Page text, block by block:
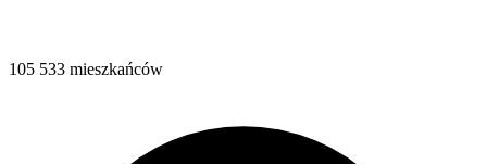
105 533 mieszkańców